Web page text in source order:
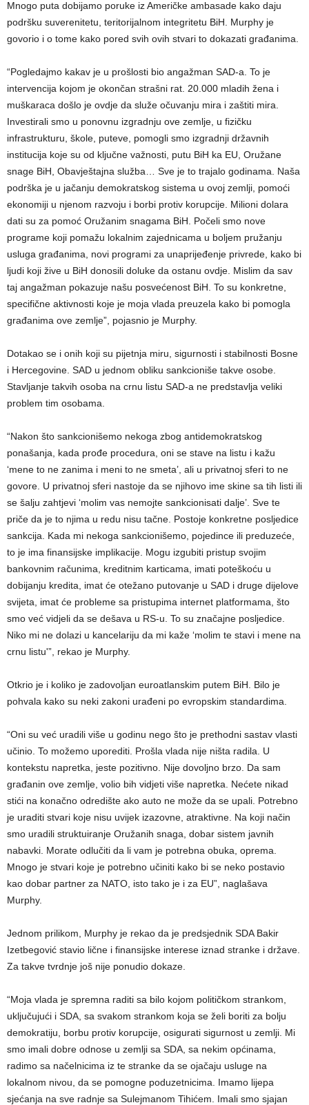
Mnogo puta dobijamo poruke iz Američke ambasade kako daju
podršku suverenitetu, teritorijalnom integritetu BiH. Murphy je
govorio i o tome kako pored svih ovih stvari to dokazati građanima.
“Pogledajmo kakav je u prošlosti bio angažman SAD-a. To je
intervencija kojom je okončan strašni rat. 20.000 mladih žena i
muškaraca došlo je ovdje da služe očuvanju mira i zaštiti mira.
Investirali smo u ponovnu izgradnju ove zemlje, u fizičku
infrastrukturu, škole, puteve, pomogli smo izgradnji državnih
institucija koje su od ključne važnosti, putu BiH ka EU, Oružane
snage BiH, Obavještajna služba… Sve je to trajalo godinama. Naša
podrška je u jačanju demokratskog sistema u ovoj zemlji, pomoći
ekonomiji u njenom razvoju i borbi protiv korupcije. Milioni dolara
dati su za pomoć Oružanim snagama BiH. Počeli smo nove
programe koji pomažu lokalnim zajednicama u boljem pružanju
usluga građanima, novi programi za unaprijeđenje privrede, kako bi
ljudi koji žive u BiH donosili doluke da ostanu ovdje. Mislim da sav
taj angažman pokazuje našu posvećenost BiH. To su konkretne,
specifične aktivnosti koje je moja vlada preuzela kako bi pomogla
građanima ove zemlje”, pojasnio je Murphy.
Dotakao se i onih koji su pijetnja miru, sigurnosti i stabilnosti Bosne
i Hercegovine. SAD u jednom obliku sankcioniše takve osobe.
Stavljanje takvih osoba na crnu listu SAD-a ne predstavlja veliki
problem tim osobama.
“Nakon što sankcionišemo nekoga zbog antidemokratskog
ponašanja, kada prođe procedura, oni se stave na listu i kažu
‘mene to ne zanima i meni to ne smeta’, ali u privatnoj sferi to ne
govore. U privatnoj sferi nastoje da se njihovo ime skine sa tih listi ili
se šalju zahtjevi ‘molim vas nemojte sankcionisati dalje’. Sve te
priče da je to njima u redu nisu tačne. Postoje konkretne posljedice
sankcija. Kada mi nekoga sankcionišemo, pojedince ili preduzeće,
to je ima finansijske implikacije. Mogu izgubiti pristup svojim
bankovnim računima, kreditnim karticama, imati poteškoću u
dobijanju kredita, imat će otežano putovanje u SAD i druge dijelove
svijeta, imat će probleme sa pristupima internet platformama, što
smo već vidjeli da se dešava u RS-u. To su značajne posljedice.
Niko mi ne dolazi u kancelariju da mi kaže ‘molim te stavi i mene na
crnu listu'”, rekao je Murphy.
Otkrio je i koliko je zadovoljan euroatlanskim putem BiH. Bilo je
pohvala kako su neki zakoni urađeni po evropskim standardima.
“Oni su već uradili više u godinu nego što je prethodni sastav vlasti
učinio. To možemo uporediti. Prošla vlada nije ništa radila. U
kontekstu napretka, jeste pozitivno. Nije dovoljno brzo. Da sam
građanin ove zemlje, volio bih vidjeti više napretka. Nećete nikad
stići na konačno odredište ako auto ne može da se upali. Potrebno
je uraditi stvari koje nisu uvijek izazovne, atraktivne. Na koji način
smo uradili struktuiranje Oružanih snaga, dobar sistem javnih
nabavki. Morate odlučiti da li vam je potrebna obuka, oprema.
Mnogo je stvari koje je potrebno učiniti kako bi se neko postavio
kao dobar partner za NATO, isto tako je i za EU”, naglašava
Murphy.
Jednom prilikom, Murphy je rekao da je predsjednik SDA Bakir
Izetbegović stavio lične i finansijske interese iznad stranke i države.
Za takve tvrdnje još nije ponudio dokaze.
“Moja vlada je spremna raditi sa bilo kojom političkom strankom,
uključujući i SDA, sa svakom strankom koja se želi boriti za bolju
demokratiju, borbu protiv korupcije, osigurati sigurnost u zemlji. Mi
smo imali dobre odnose u zemlji sa SDA, sa nekim općinama,
radimo sa načelnicima iz te stranke da se ojačaju usluge na
lokalnom nivou, da se pomogne poduzetnicima. Imamo lijepa
sjećanja na sve radnje sa Sulejmanom Tihićem. Imali smo sjajan